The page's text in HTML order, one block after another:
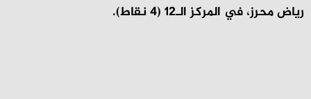
رياض محرز، في المركز الـ12 (4 نقاط).